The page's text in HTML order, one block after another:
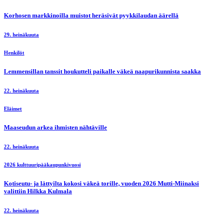
Korhosen markkinoilla muistot heräsivät pyykkilaudan äärellä
29. heinäkuuta
Henkilöt
Lemmensillan tanssit houkutteli paikalle väkeä naapurikunnista saakka
22. heinäkuuta
Eläimet
Maaseudun arkea ihmisten nähtäville
22. heinäkuuta
2026 kulttuuripääkaupunkivuosi
Kotiseutu- ja lättyilta kokosi väkeä torille, vuoden 2026 Mutti-Miinaksi
valittiin Hilkka Kulmala
22. heinäkuuta